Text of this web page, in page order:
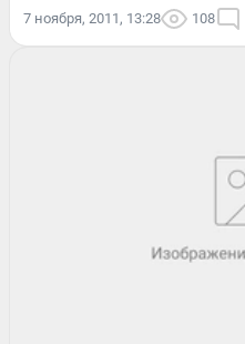
7 ноября, 2011, 13:28 108